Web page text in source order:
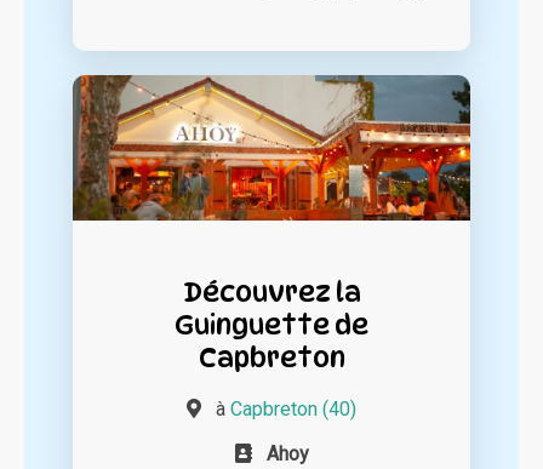
Découvrez la
Guinguette de
Capbreton
à Capbreton (40)
Ahoy